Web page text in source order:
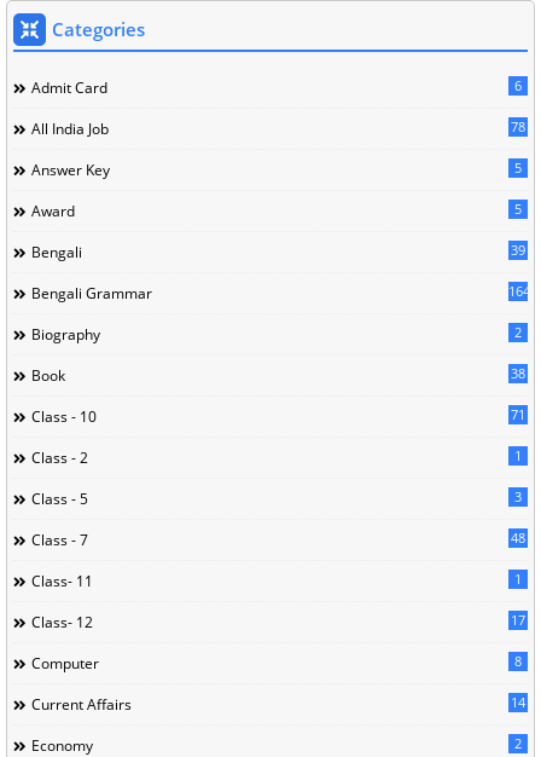
Categories
Admit Card 6
All India Job 78
Answer Key 5
Award 5
Bengali 39
Bengali Grammar 164
Biography 2
Book 38
Class - 10 71
Class - 2 1
Class - 5 3
Class - 7 48
Class- 11 1
Class- 12 17
Computer 8
Current Affairs 14
Economy 2